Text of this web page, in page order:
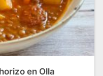
en Olla